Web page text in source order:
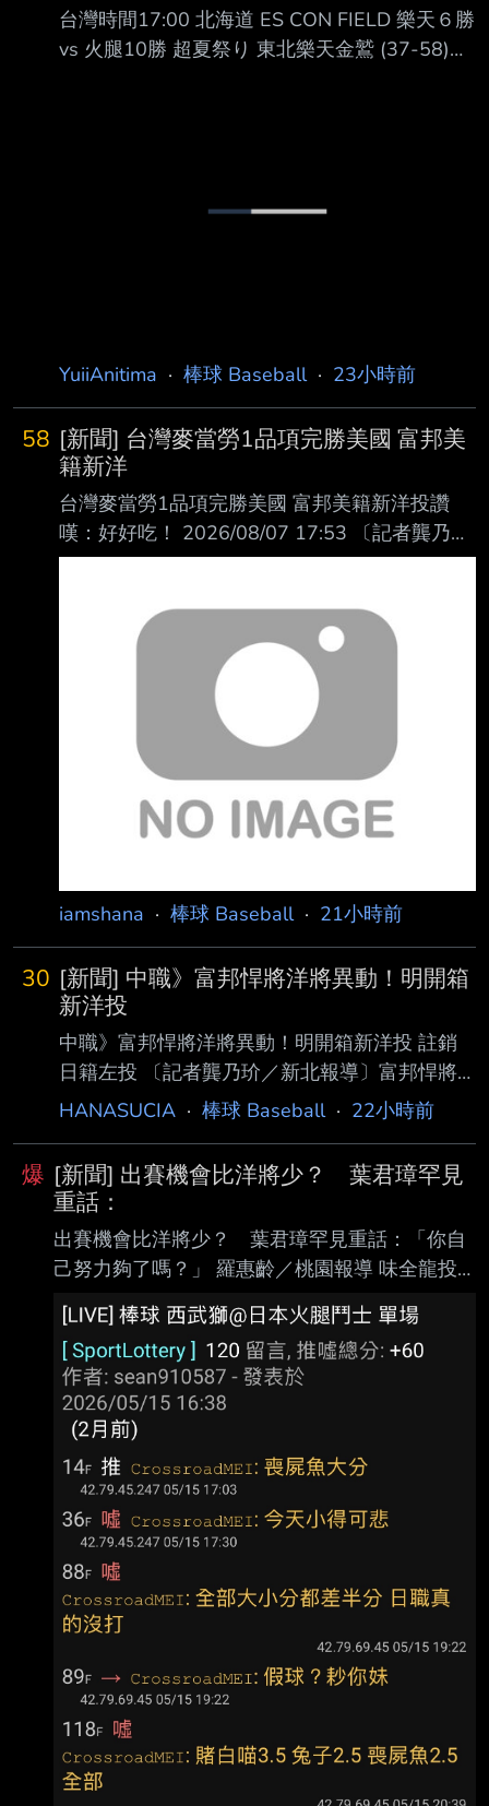
台灣時間17:00 北海道 ES CON FIELD 樂天６勝
vs 火腿10勝 超夏祭り 東北樂天金鷲 (37-58)
YuiiAnitima · 棒球 Baseball· 23小時前
58 [新聞] 台灣麥當勞1品項完勝美國 富邦美
籍新洋
台灣麥當勞1品項完勝美國 富邦美籍新洋投讚
嘆：好好吃！ 2026/08/07 17:53 〔記者龔乃玠
／新北報導〕富邦悍將總教練後藤光尊今天明
將註銷阿部雄大。對首度到海外打球的瑪帝斯來
說，對台灣的麥當勞印象 深刻，直呼漢堡比美
國的更好吃。 瑪帝斯在二軍投2場，戰績0勝0
敗，投5.2局有高達7次四死球，但防禦率僅
1.59，最快球 速151公里。他表示，目前感覺還
不錯，台灣天氣跟他的家鄉佛羅里達滿相似的，
「這是 我第一次到海外打球，我還滿興奮
的。」 瑪帝斯透露在二軍吃
iamshana · 棒球 Baseball· 21小時前
30 [新聞] 中職》富邦悍將洋將異動！明開箱
新洋投
中職》富邦悍將洋將異動！明開箱新洋投 註銷
日籍左投 〔記者龔乃玠／新北報導〕富邦悍將
總教練後藤光尊今天明言，洋投瑪帝斯明天確定
邦決定註銷阿部雄大，後藤光尊表示，今年是阿
部雄大的第一年打職棒，每週丟1場的體 能調整
上，對他來說有點艱難，這是他被割愛的原因。
阿部雄大今年在一軍出賽10場，戰績3勝5敗，
防禦率4.44，後藤光尊表示，個人是希望他可
以先在二軍持續出賽，這部分還會跟林桑（林威
助）跟阿部確認想法、溝通，希望他能在二 軍
出賽儲備他的體力。 https://
HANASUCIA · 棒球 Baseball· 22小時前
爆 [新聞] 出賽機會比洋將少？ 葉君璋罕見
重話：
出賽機會比洋將少？ 葉君璋罕見重話：「你自
己努力夠了嗎？」 羅惠齡／桃園報導 味全龍投
隔2個月再於一軍登板，不過只投4 .2局狂失6
分、其中5分自責分，吞下敗投。他不但投球內
容不佳，自己也有守備上的失誤， 今總教練葉君
璋罕見說出重話。 郭郁政在第4局讓張皓崴打出
內野滾地球，結果他接球失誤，被對上攻佔上壘
包，隨後就被 陳傑憲轟2分砲。第5局再讓張皓崴
打出一壘方向內野滾地球，他沒有及時補位，結
果形成內 野安打，之後又發生投手犯規，這局獅
隊一口氣得3分。 「就是這樣啦，